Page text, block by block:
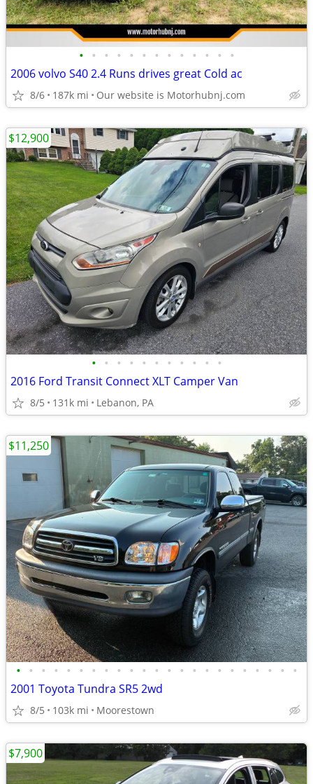
• • • • • • • • • • • • •
2006 volvo S40 2.4 Runs drives great Cold ac
8/6 187k mi Our website is Motorhubnj.com
• • • • • • • • • • •
2016 Ford Transit Connect XLT Camper Van
8/5 131k mi Lebanon, PA
$12,900
• • • • • • • • • • • • • • • • • • • • • • •
2001 Toyota Tundra SR5 2wd
8/5 103k mi Moorestown
$11,250
$7,900